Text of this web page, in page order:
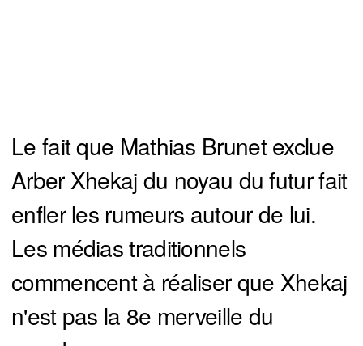
Le fait que Mathias Brunet exclue
Arber Xhekaj du noyau du futur fait
enfler les rumeurs autour de lui.
Les médias traditionnels
commencent à réaliser que Xhekaj
n'est pas la 8e merveille du